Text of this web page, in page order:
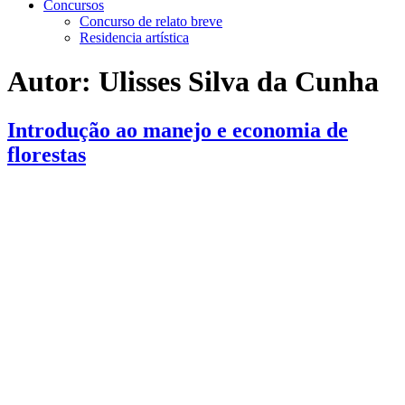
Concursos
Concurso de relato breve
Residencia artística
Autor: Ulisses Silva da Cunha
Introdução ao manejo e economia de
florestas